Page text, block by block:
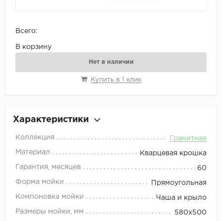
Всего:
В корзину
Нет в наличии
Купить в 1 клик
Характеристики
Коллекция Гранитная
Материал Кварцевая крошка
Гарантия, месяцев 60
Форма мойки Прямоугольная
Компоновка мойки Чаша и крыло
Размеры мойки, мм 580х500